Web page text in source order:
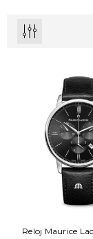
Reloj Maurice